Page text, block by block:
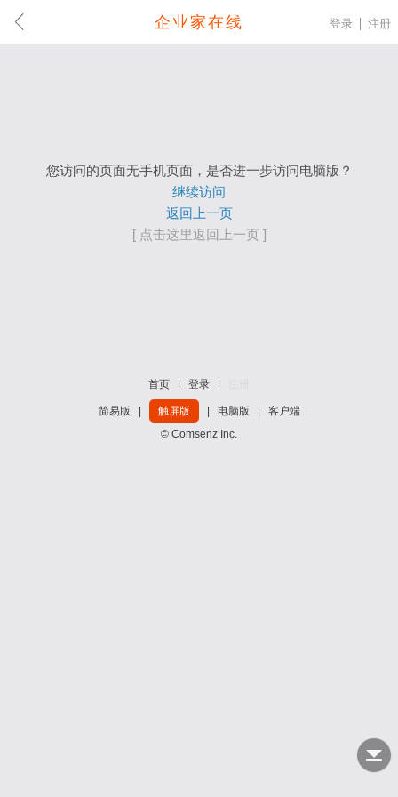
企业家在线 登录 注册
您访问的页面无手机页面，是否进一步访问电脑版？
继续访问
返回上一页
[ 点击这里返回上一页 ]
首页 登录
简易版 触屏版 电脑版
客户端
© Comsenz Inc.